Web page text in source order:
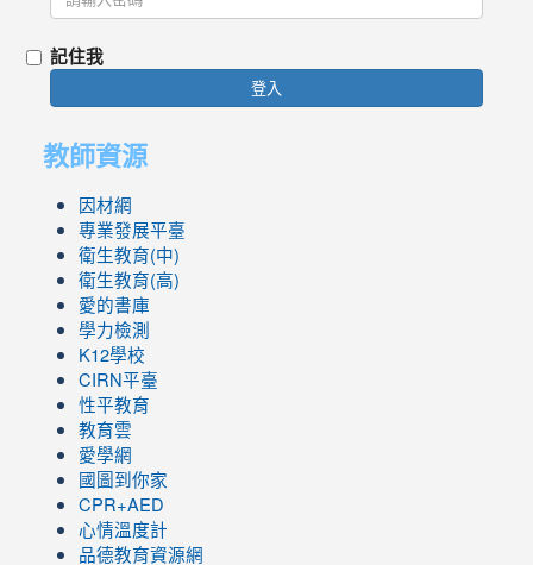
記住我
登入
教師資源
因材網
專業發展平臺
衛生教育(中)
衛生教育(高)
愛的書庫
學力檢測
K12學校
CIRN平臺
性平教育
教育雲
愛學網
國圖到你家
CPR+AED
心情溫度計
品德教育資源網